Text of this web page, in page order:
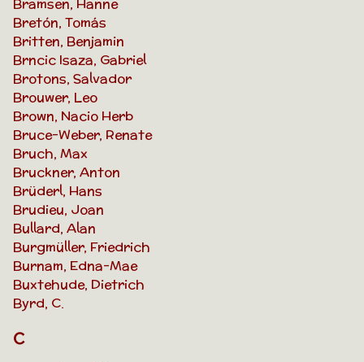
Bramsen, Hanne
Bretón, Tomás
Britten, Benjamin
Brncic Isaza, Gabriel
Brotons, Salvador
Brouwer, Leo
Brown, Nacio Herb
Bruce-Weber, Renate
Bruch, Max
Bruckner, Anton
Brüderl, Hans
Brudieu, Joan
Bullard, Alan
Burgmüller, Friedrich
Burnam, Edna-Mae
Buxtehude, Dietrich
Byrd, C.
C